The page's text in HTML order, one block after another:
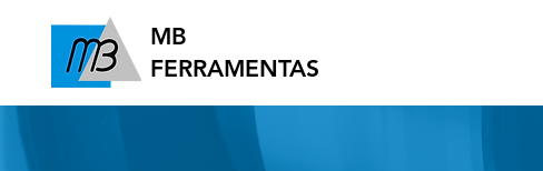
MB
FERRAMENTAS